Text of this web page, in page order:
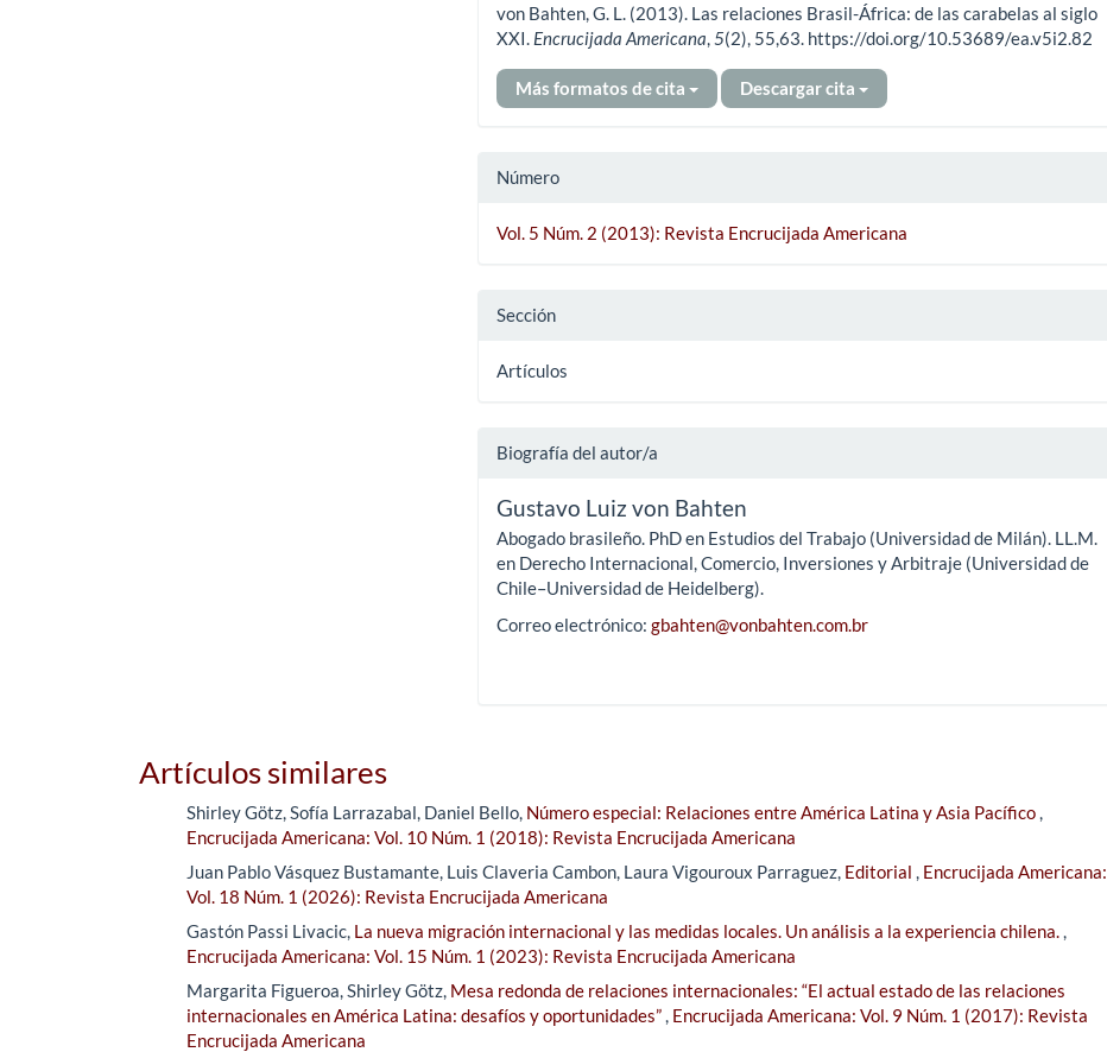
artículo
von Bahten, G. L. (2013). Las relaciones Brasil-África: de las carabelas al siglo
XXI. Encrucijada Americana 5(2), 55,63. https://doi.org/10.53689/ea.v5i2.82
Más formatos de cita Descargar cita
Número
Vol. 5 Núm. 2 (2013): Revista Encrucijada Americana
Sección
Artículos
Biografía del autor/a
Gustavo Luiz von Bahten
Abogado brasileño. PhD en Estudios del Trabajo (Universidad de Milán). LL.M.
en Derecho Internacional, Comercio, Inversiones y Arbitraje (Universidad de
Chile–Universidad de Heidelberg).
Correo electrónico: gbahten@vonbahten.com.br
Artículos similares
Shirley Götz, Sofía Larrazabal, Daniel Bello, Número especial: Relaciones entre América Latina y Asia Pacífico,
Encrucijada Americana: Vol. 10 Núm. 1 (2018): Revista Encrucijada Americana
Juan Pablo Vásquez Bustamante, Luis Claveria Cambon, Laura Vigouroux Parraguez, Editorial , Encrucijada Americana:
Vol. 18 Núm. 1 (2026): Revista Encrucijada Americana
Gastón Passi Livacic, La nueva migración internacional y las medidas locales. Un análisis a la experiencia chilena.,
Encrucijada Americana: Vol. 15 Núm. 1 (2023): Revista Encrucijada Americana
Margarita Figueroa, Shirley Götz, Mesa redonda de relaciones internacionales: “El actual estado de las relaciones
internacionales en América Latina: desafíos y oportunidades”, Encrucijada Americana: Vol. 9 Núm. 1 (2017): Revista
Encrucijada Americana